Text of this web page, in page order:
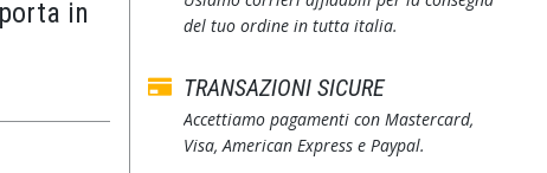
in
del tuo ordine in tutta italia.
TRANSAZIONI SICURE
Accettiamo pagamenti con Mastercard,
Visa, American Express e Paypal.